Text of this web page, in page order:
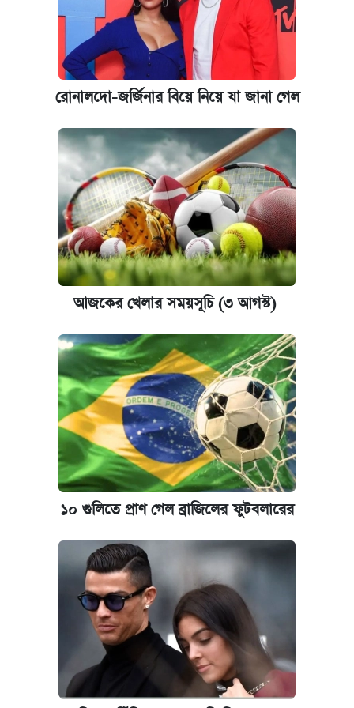
রোনালদো-জর্জিনার বিয়ে নিয়ে যা জানা গেল
আজকের খেলার সময়সূচি (৩ আগস্ট)
১০ গুলিতে প্রাণ গেল ব্রাজিলের ফুটবলারের